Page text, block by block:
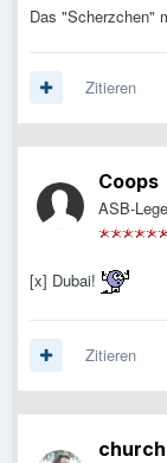
Das "Scherzchen"
Zitieren
Coops
ASB-
[x] Dubai!
Zitieren